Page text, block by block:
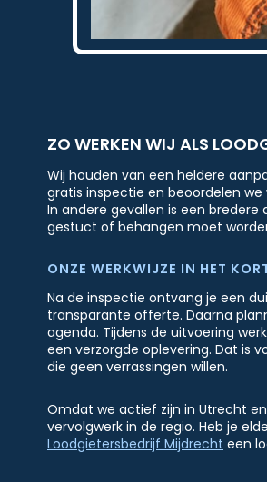
ZO WERKEN WIJ ALS
Wij houden van een heldere
gratis inspectie en beoordelen
In andere gevallen is een
gestuct of behangen moet
ONZE WERKWIJZE IN HET
Na de inspectie ontvang je een
transparante offerte. Daarna
agenda. Tijdens de uitvoering
een verzorgde oplevering. Dat is
die geen verrassingen willen.
Omdat we actief zijn in Utrecht
vervolgwerk in de regio. Heb je
Loodgietersbedrijf Mijdrecht een